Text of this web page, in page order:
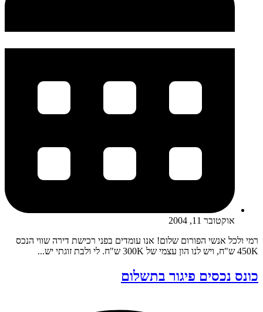
אוקטובר 11, 2004
רמי ולכל אנשי הפורום שלום! אנו עומדים בפני רכישת דירה שווי הנכס
450K ש"ח, ויש לנו הון עצמי של 300K ש"ח. לי ולבת זוגתי יש...
כונס נכסים פיגור בתשלום